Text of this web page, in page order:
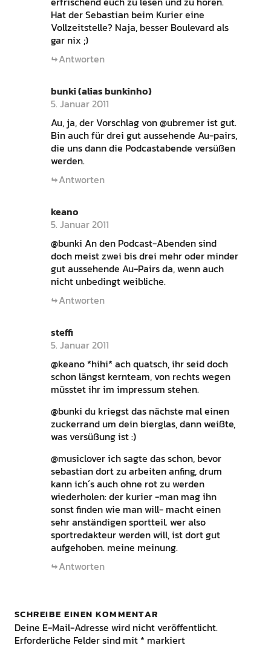
Hat der Sebastian beim Kurier eine
Vollzeitstelle? Naja, besser Boulevard als
gar nix ;)
Antworten
bunki (alias bunkinho)
5. Januar 2011
Au, ja, der Vorschlag von @ubremer ist gut.
Bin auch für drei gut aussehende Au-pairs,
die uns dann die Podcastabende versüßen
werden.
Antworten
keano
5. Januar 2011
@bunki An den Podcast-Abenden sind
doch meist zwei bis drei mehr oder minder
gut aussehende Au-Pairs da, wenn auch
nicht unbedingt weibliche.
Antworten
steffi
5. Januar 2011
@keano *hihi* ach quatsch, ihr seid doch
schon längst kernteam, von rechts wegen
müsstet ihr im impressum stehen.
@bunki du kriegst das nächste mal einen
zuckerrand um dein bierglas, dann weißte,
was versüßung ist :)
@musiclover ich sagte das schon, bevor
sebastian dort zu arbeiten anfing, drum
kann ich´s auch ohne rot zu werden
wiederholen: der kurier -man mag ihn
sonst finden wie man will- macht einen
sehr anständigen sportteil. wer also
sportredakteur werden will, ist dort gut
aufgehoben. meine meinung.
Antworten
SCHREIBE EINEN KOMMENTAR
Deine E-Mail-Adresse wird nicht veröffentlicht.
Erforderliche Felder sind mit * markiert